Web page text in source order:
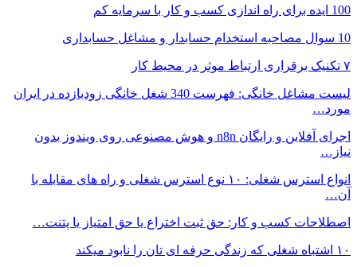
100 ایده برای راه اندازی کسب و کار با سرمایه کم
10 سوال مصاحبه استخدام حسابدار و مشاغل حسابداری
۷ تکنیک برقراری ارتباط موثر در محیط کار
لیست مشاغل خانگی: فهرست 340 شغل خانگی زودبازده در ایران
مورد…
اجرای آفلاین و رایگان n8n و هوش مصنوعی روی ویندوز بدون
نیاز…
انواع استرس شغلی: ۱۰ نوع استرس شغلی و راه های مقابله با
آن…
اصطلاحات کسب و کار: حق ثبت اختراع یا حق امتیاز یا پتنت…
۱۰ اشتباه شغلی که زندگی حرفه ای تان را نابود میکند